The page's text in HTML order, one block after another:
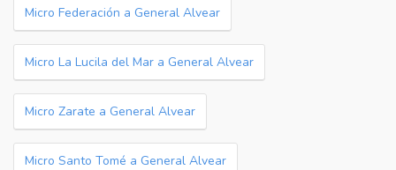
Micro Federación a General Alvear
Micro La Lucila del Mar a General Alvear
Micro Zarate a General Alvear
Micro Santo Tomé a General Alvear